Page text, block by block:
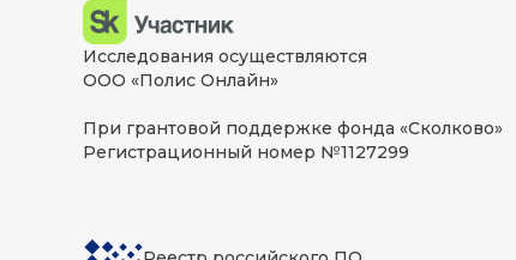
Исследования осуществляются
ООО «Полис Онлайн»
При грантовой поддержке фонда «Сколково»
Регистрационный номер №1127299